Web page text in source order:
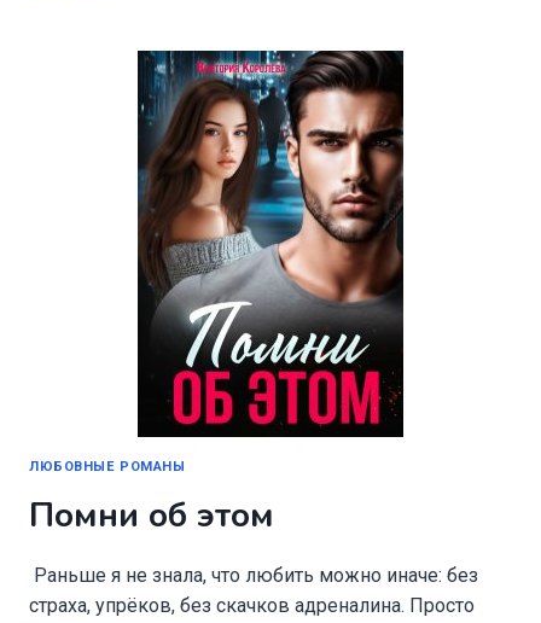
ЛЮБОВНЫЕ РОМАНЫ
Помни об этом
Раньше я не знала, что любить можно иначе: без
страха, упрёков, без скачков адреналина. Просто